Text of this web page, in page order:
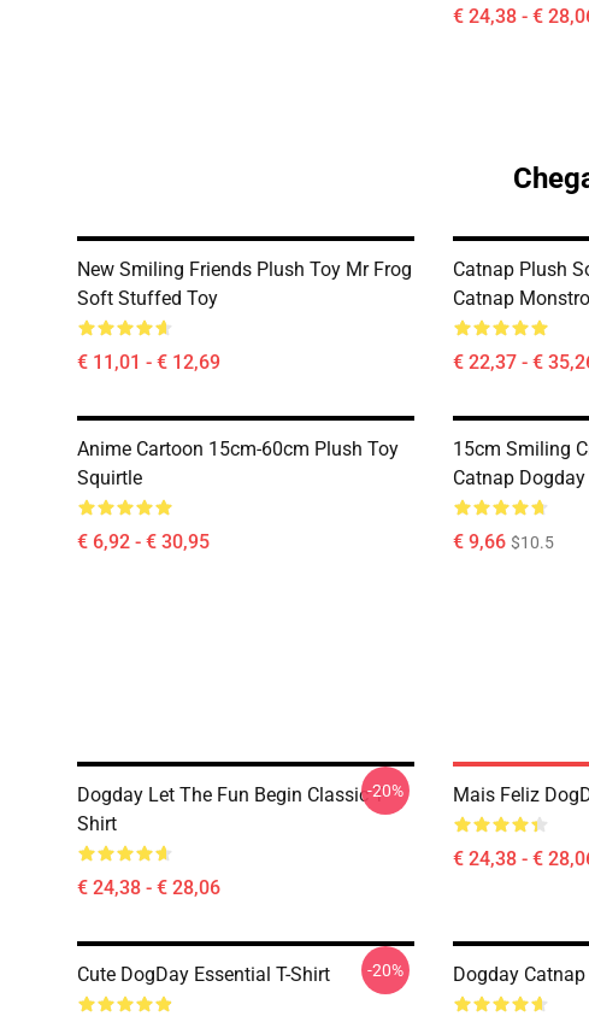
€ 24,38 - €
New Smiling Friends Plush Toy Mr Frog
Soft Stuffed Toy
€ 11,01 - € 12,69
Catnap Plush
Catnap
€ 22,37 - €
Anime Cartoon 15cm-60cm Plush Toy
Squirtle
€ 6,92 - € 30,95
15cm Smiling
Catnap Dogday
€ 9,66 $10.5
Dogday Let The Fun Begin Classic T-
Shirt
€ 24,38 - € 28,06
-20% Mais Feliz
€ 24,38 - €
Cute DogDay Essential T-Shirt -20% Dogday